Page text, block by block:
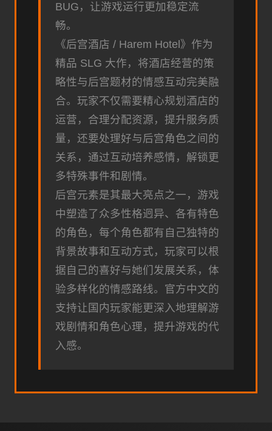
BUG，让游戏运行更加稳定流
畅。
《后宫酒店 / Harem Hotel》作为
精品 SLG 大作，将酒店经营的策
略性与后宫题材的情感互动完美融
合。玩家不仅需要精心规划酒店的
运营，合理分配资源，提升服务质
量，还要处理好与后宫角色之间的
关系，通过互动培养感情，解锁更
多特殊事件和剧情。
后宫元素是其最大亮点之一，游戏
中塑造了众多性格迥异、各有特色
的角色，每个角色都有自己独特的
背景故事和互动方式，玩家可以根
据自己的喜好与她们发展关系，体
验多样化的情感路线。官方中文的
支持让国内玩家能更深入地理解游
戏剧情和角色心理，提升游戏的代
入感。